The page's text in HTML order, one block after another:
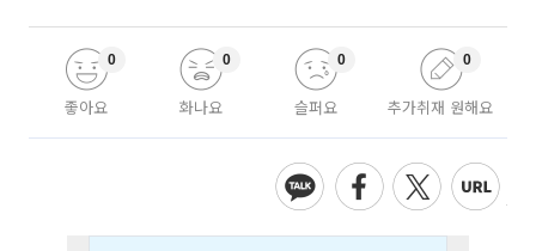
좋아요
0
화나요
0
슬퍼요
0
추가취재 원해요
0